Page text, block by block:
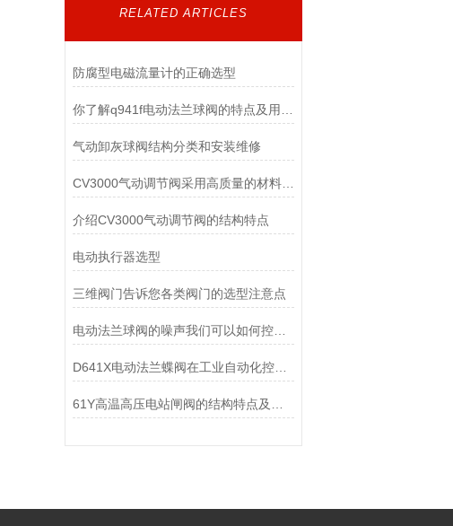
RELATED ARTICLES
防腐型电磁流量计的正确选型
气动卸灰球阀结构分类和安装维修
CV3000气动调节阀采用高质量的材料和先进的制造工艺
介绍CV3000气动调节阀的结构特点
电动执行器选型
三维阀门告诉您各类阀门的选型注意点
电动法兰球阀的噪声我们可以如何控制？
D641X电动法兰蝶阀在工业自动化控制领域起着重要作用